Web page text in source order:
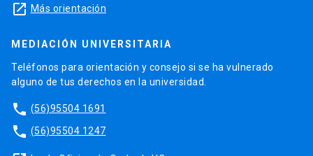
launch Más orientación
MEDIACIÓN UNIVERSITARIA
Teléfonos para orientación y consejo si se ha vulnerado
alguno de tus derechos en la universidad.
phone (56)95504 1691
phone (56)95504 1247